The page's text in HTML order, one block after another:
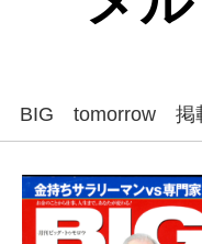
BIG tomorrow 掲